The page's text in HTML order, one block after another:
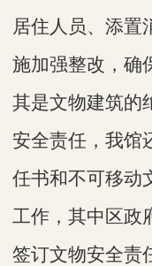
居住人员、添置
施加强整改，确
其是文物建筑的
安全责任，我馆
任书和不可移动
工作，其中区政
签订文物安全责